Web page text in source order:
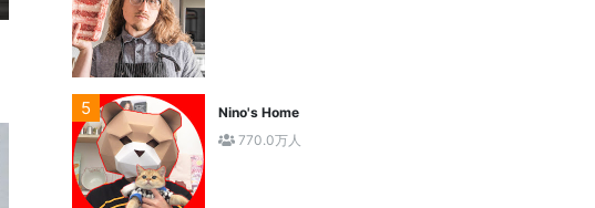
5
Nino's Home
770.0万人